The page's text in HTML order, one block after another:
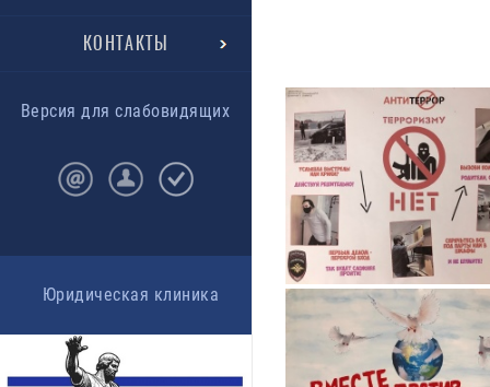
КОНТАКТЫ
Версия для слабовидящих
Юридическая клиника